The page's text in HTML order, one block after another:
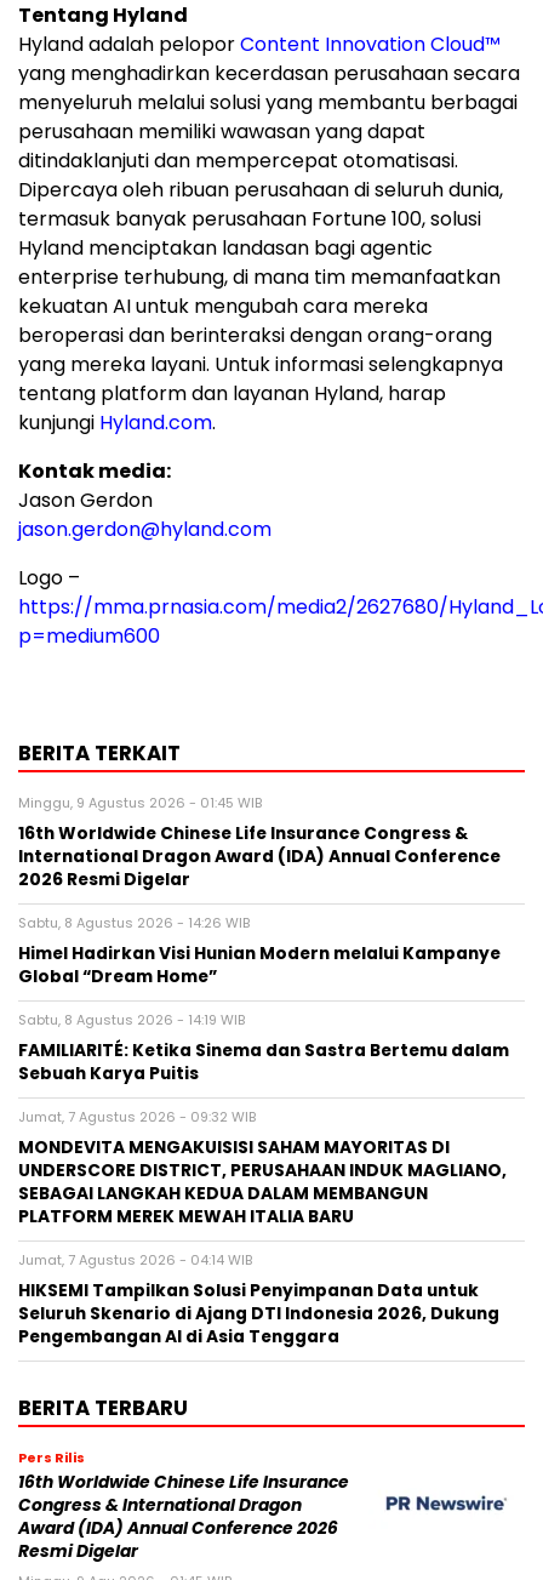
Tentang Hyland
Hyland adalah peloporContent Innovation Cloud™
yang menghadirkan kecerdasan perusahaan secara
menyeluruh melalui solusi yang membantu berbagai
perusahaan memiliki wawasan yang dapat
ditindaklanjuti dan mempercepat otomatisasi.
Dipercaya oleh ribuan perusahaan di seluruh dunia,
termasuk banyak perusahaan Fortune 100, solusi
Hyland menciptakan landasan bagi agentic
enterprise terhubung, di mana tim memanfaatkan
kekuatan AI untuk mengubah cara mereka
beroperasi dan berinteraksi dengan orang-orang
yang mereka layani. Untuk informasi selengkapnya
tentang platform dan layanan Hyland, harap
kunjungi Hyland.com.
Kontak media:
Jason Gerdon
jason.gerdon@hyland.com
Logo –
https://mma.prnasia.com/media2/2627680/
p=medium600
BERITA TERKAIT
Minggu, 9 Agustus 2026 - 01:45 WIB
16th Worldwide Chinese Life Insurance Congress &
International Dragon Award (IDA) Annual Conference
2026 Resmi Digelar
Sabtu, 8 Agustus 2026 - 14:26 WIB
Himel Hadirkan Visi Hunian Modern melalui Kampanye
Global “Dream Home”
Sabtu, 8 Agustus 2026 - 14:19 WIB
FAMILIARITÉ: Ketika Sinema dan Sastra Bertemu dalam
Sebuah Karya Puitis
Jumat, 7 Agustus 2026 - 09:32 WIB
MONDEVITA MENGAKUISISI SAHAM MAYORITAS DI
UNDERSCORE DISTRICT, PERUSAHAAN INDUK MAGLIANO,
SEBAGAI LANGKAH KEDUA DALAM MEMBANGUN
PLATFORM MEREK MEWAH ITALIA BARU
Jumat, 7 Agustus 2026 - 04:14 WIB
HIKSEMI Tampilkan Solusi Penyimpanan Data untuk
Seluruh Skenario di Ajang DTI Indonesia 2026, Dukung
Pengembangan AI di Asia Tenggara
BERITA TERBARU
Pers Rilis
16th Worldwide Chinese Life Insurance
Congress & International Dragon
Award (IDA) Annual Conference 2026
Resmi Digelar